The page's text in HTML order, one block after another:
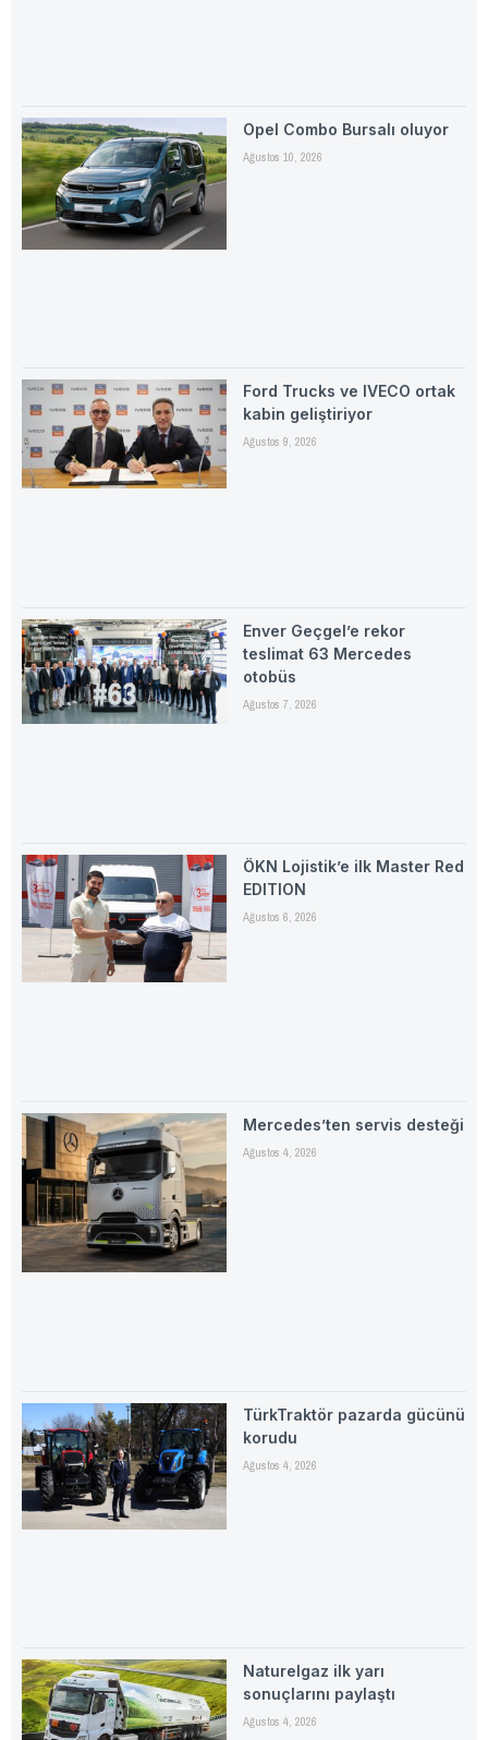
Opel Combo Bursalı oluyor
Ağustos 10, 2026
Ford Trucks ve IVECO ortak
kabin geliştiriyor
Ağustos 9, 2026
Enver Geçgel’e rekor
teslimat 63 Mercedes
otobüs
Ağustos 7, 2026
ÖKN Lojistik’e ilk Master Red
EDITION
Ağustos 6, 2026
Mercedes’ten servis desteği
Ağustos 4, 2026
TürkTraktör pazarda gücünü
korudu
Ağustos 4, 2026
Naturelgaz ilk yarı
sonuçlarını paylaştı
Ağustos 4, 2026